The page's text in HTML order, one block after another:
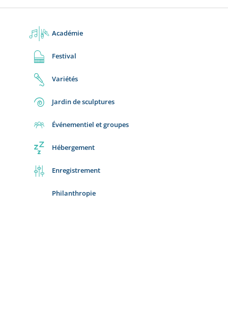
Académie
Festival
Variétés
Jardin de sculptures
Événementiel et groupes
Hébergement
Enregistrement
Philanthropie